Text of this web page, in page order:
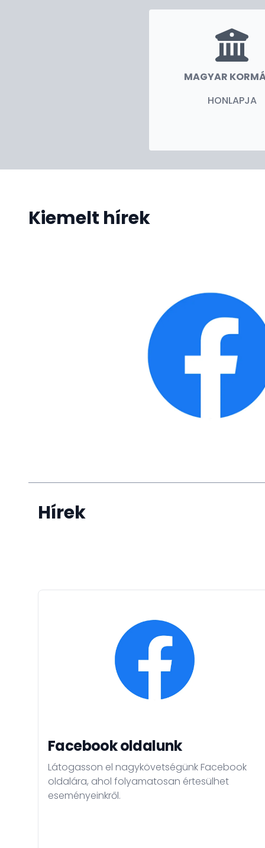
MAGYAR
HONLAPJA
Kiemelt hírek
Hírek
Facebook oldalunk
Látogasson el nagykövetségünk Facebook
oldalára, ahol folyamatosan értesülhet
eseményeinkről.